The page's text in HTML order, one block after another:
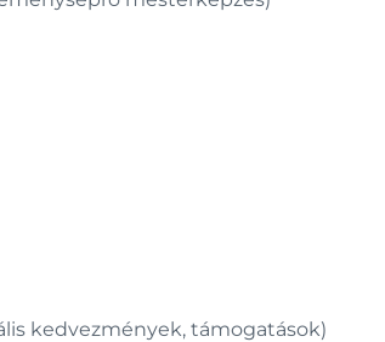
kedvezmények, támogatások)